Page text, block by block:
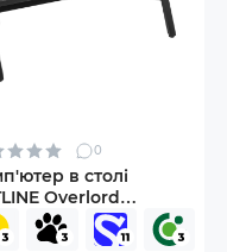
0
в столі
Overlord
Windows 11 Pro